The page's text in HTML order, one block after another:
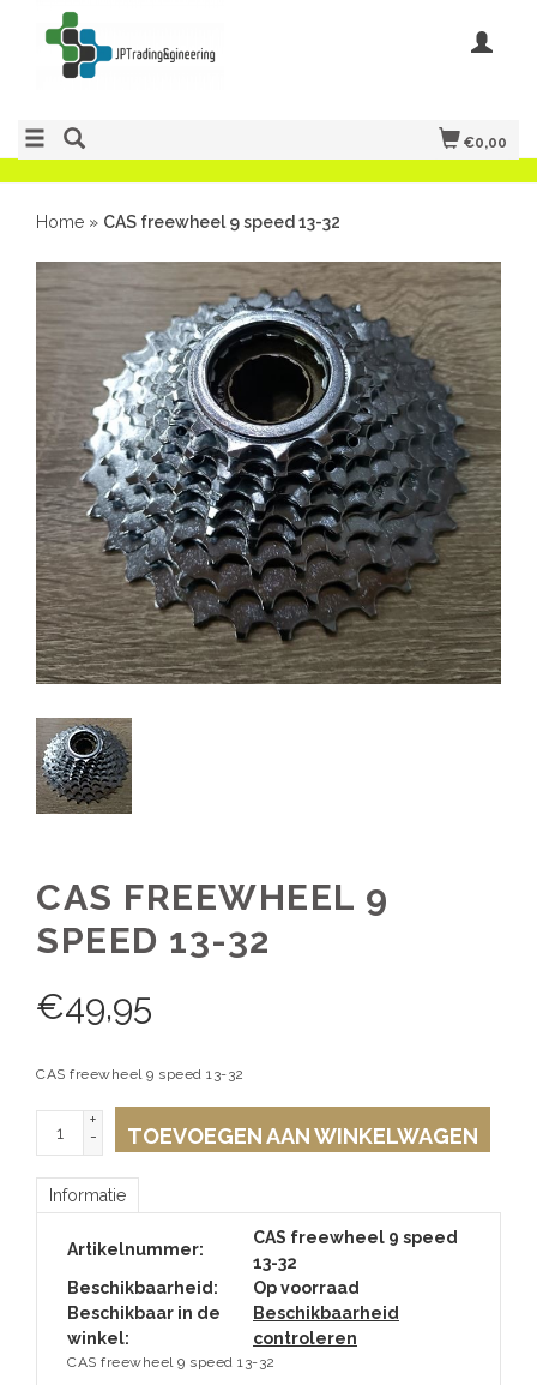
€0,00
Home » CAS freewheel 9 speed 13-32
CAS FREEWHEEL 9
SPEED 13-32
€49,95
CAS freewheel 9 speed 13-32
+
-
TOEVOEGEN AAN WINKELWAGEN
Informatie
Artikelnummer:
CAS freewheel 9 speed
13-32
Beschikbaarheid:
Op voorraad
Beschikbaar in de
winkel:
Beschikbaarheid
controleren
CAS freewheel 9 speed 13-32